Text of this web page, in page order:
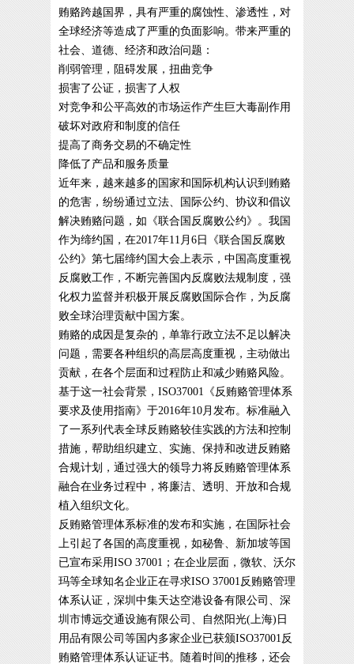
贿赂跨越国界，具有严重的腐蚀性、渗透性，对
全球经济等造成了严重的负面影响。带来严重的
社会、道德、经济和政治问题：
削弱管理，阻碍发展，扭曲竞争
损害了公证，损害了人权
对竞争和公平高效的市场运作产生巨大毒副作用
破坏对政府和制度的信任
提高了商务交易的不确定性
降低了产品和服务质量
近年来，越来越多的国家和国际机构认识到贿赂
的危害，纷纷通过立法、国际公约、协议和倡议
解决贿赂问题，如《联合国反腐败公约》。我国
作为缔约国，在2017年11月6日《联合国反腐败
公约》第七届缔约国大会上表示，中国高度重视
反腐败工作，不断完善国内反腐败法规制度，强
化权力监督并积极开展反腐败国际合作，为反腐
败全球治理贡献中国方案。
贿赂的成因是复杂的，单靠行政立法不足以解决
问题，需要各种组织的高层高度重视，主动做出
贡献，在各个层面和过程防止和减少贿赂风险。
基于这一社会背景，ISO37001《反贿赂管理体系
要求及使用指南》于2016年10月发布。标准融入
了一系列代表全球反贿赂较佳实践的方法和控制
措施，帮助组织建立、实施、保持和改进反贿赂
合规计划，通过强大的领导力将反贿赂管理体系
融合在业务过程中，将廉洁、透明、开放和合规
植入组织文化。
反贿赂管理体系标准的发布和实施，在国际社会
上引起了各国的高度重视，如秘鲁、新加坡等国
已宣布采用ISO 37001；在企业层面，微软、沃尔
玛等全球知名企业正在寻求ISO 37001反贿赂管理
体系认证，深圳中集天达空港设备有限公司、深
圳市博远交通设施有限公司、自然阳光(上海)日
用品有限公司等国内多家企业已获颁ISO37001反
贿赂管理体系认证证书。随着时间的推移，还会